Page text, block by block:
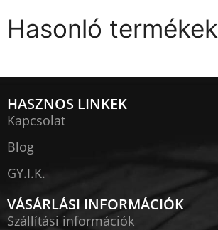
Hasonló termékek
HASZNOS LINKEK
Kapcsolat
Blog
GY.I.K.
VÁSÁRLÁSI INFORMÁCIÓK
Szállítási információk